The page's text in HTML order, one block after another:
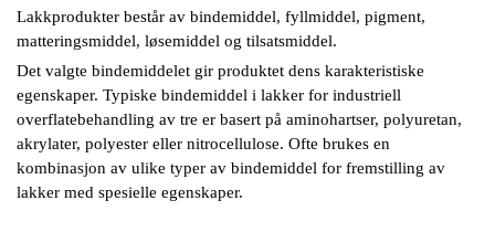
Lakkprodukter består av bindemiddel, fyllmiddel, pigment,
matteringsmiddel, løsemiddel og tilsatsmiddel.
Det valgte bindemiddelet gir produktet dens karakteristiske
egenskaper. Typiske bindemiddel i lakker for industriell
overflatebehandling av tre er basert på aminohartser, polyuretan,
akrylater, polyester eller nitrocellulose. Ofte brukes en
kombinasjon av ulike typer av bindemiddel for fremstilling av
lakker med spesielle egenskaper.